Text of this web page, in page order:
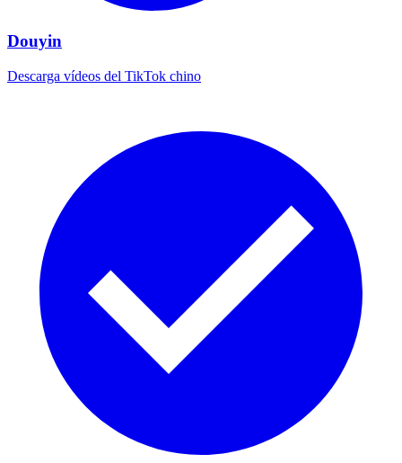
Douyin
Descarga vídeos del TikTok chino